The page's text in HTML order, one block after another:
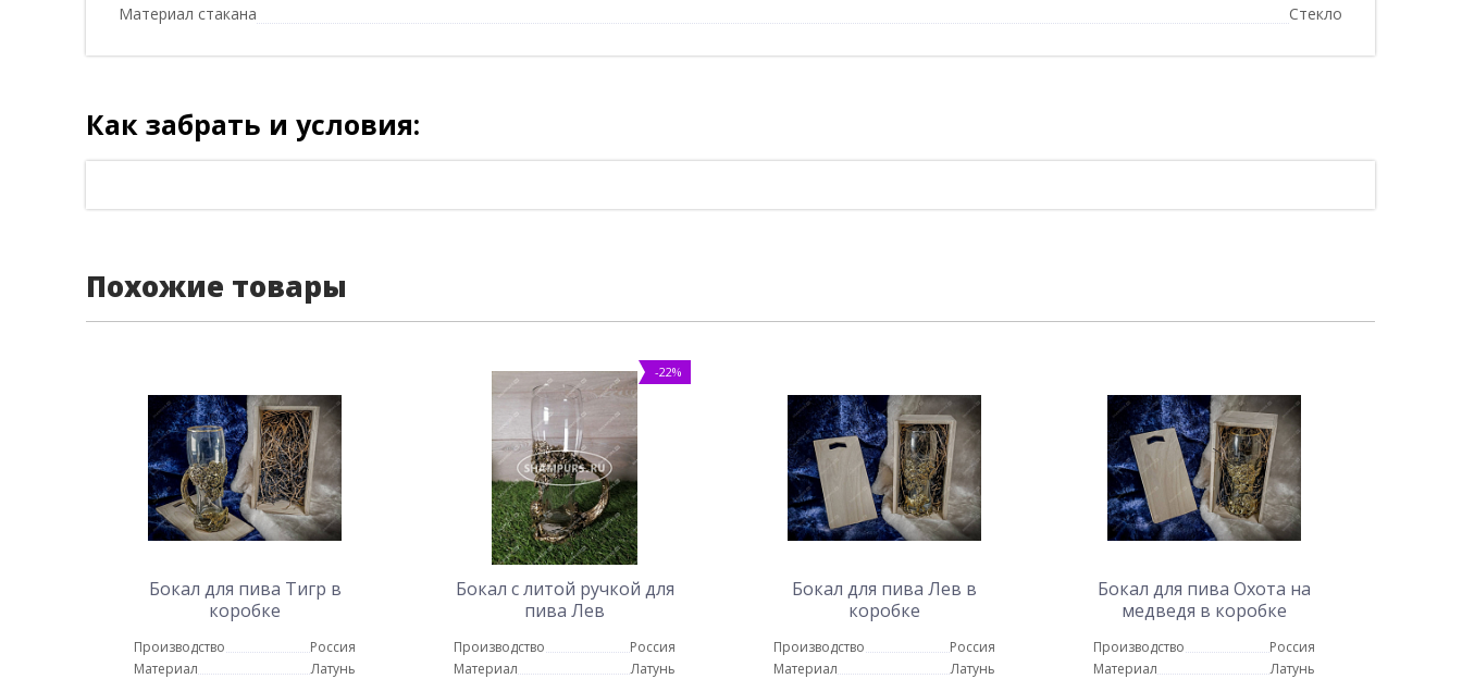
Материал стакана
Стекло
Как забрать и условия:
Похожие товары
Бокал для пива Тигр в
коробке
Производство
Россия
Материал
Латунь
-22%
Бокал с литой ручкой для
пива Лев
Производство
Россия
Материал
Латунь
Бокал для пива Лев в
коробке
Производство
Россия
Материал
Латунь
Бокал для пива Охота на
медведя в коробке
Производство
Россия
Материал
Латунь